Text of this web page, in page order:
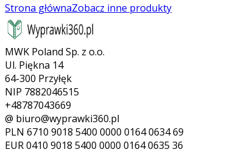
Strona głównaZobacz inne produkty
MWK Poland Sp. z o.o.
Ul. Piękna 14
64-300 Przyłęk
NIP 7882046515
+48787043669
@ biuro@wyprawki360.pl
PLN 6710 9018 5400 0000 0164 0634 69
EUR0410 9018 5400 0000 0164 0635 36